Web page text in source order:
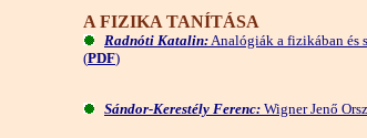
A FIZIKA TANÍTÁSA
Radnóti Katalin:Analógiák a fizikában és
(PDF)
Sándor-Kerestély Ferenc: Wigner Jenő